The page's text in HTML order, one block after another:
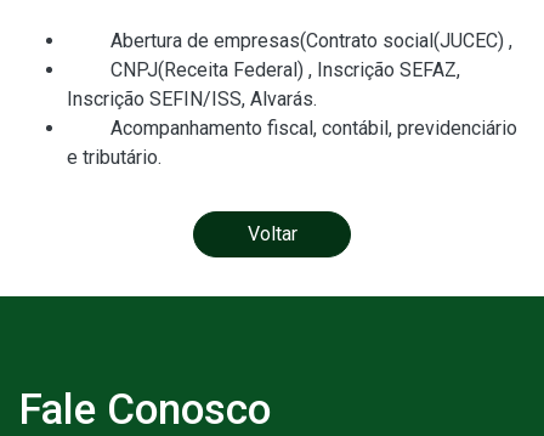
Abertura de empresas(Contrato social(JUCEC) ,
CNPJ(Receita Federal) , Inscrição SEFAZ,
Inscrição SEFIN/ISS, Alvarás.
Acompanhamento fiscal, contábil, previdenciário
e tributário.
Voltar
Fale Conosco